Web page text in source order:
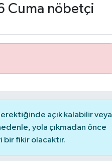
Cuma nöbetçi
açık kalabilir veya
yola çıkmadan önce
bir fikir olacaktır.